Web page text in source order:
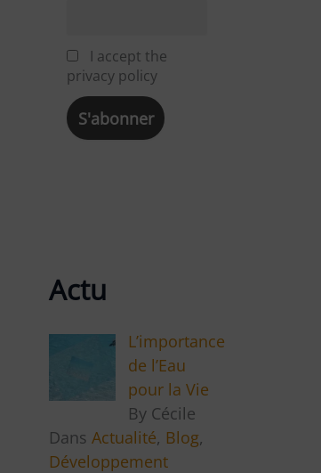
I accept the
privacy policy
Actu
L’importance
de l’Eau
pour la Vie
By Cécile
Dans Actualité, Blog,
Développement